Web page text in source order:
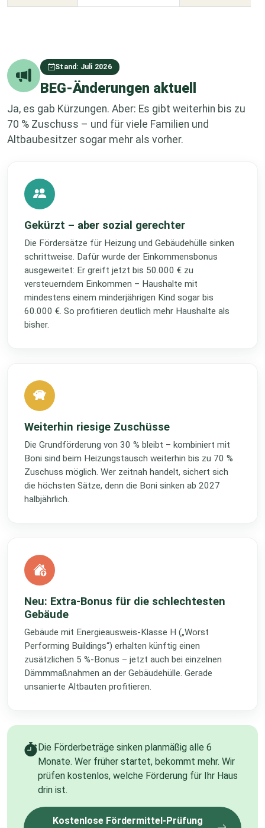
Stand: Juli 2026
BEG-Änderungen aktuell
Ja, es gab Kürzungen. Aber: Es gibt weiterhin bis zu
70 % Zuschuss – und für viele Familien und
Altbaubesitzer sogar mehr als vorher.
Gekürzt – aber sozial gerechter
Die Fördersätze für Heizung und Gebäudehülle sinken
schrittweise. Dafür wurde der Einkommensbonus
ausgeweitet: Er greift jetzt bis 50.000 € zu
versteuerndem Einkommen – Haushalte mit
mindestens einem minderjährigen Kind sogar bis
60.000 €. So profitieren deutlich mehr Haushalte als
bisher.
Weiterhin riesige Zuschüsse
Die Grundförderung von 30 % bleibt – kombiniert mit
Boni sind beim Heizungstausch weiterhin bis zu 70 %
Zuschuss möglich. Wer zeitnah handelt, sichert sich
die höchsten Sätze, denn die Boni sinken ab 2027
halbjährlich.
Neu: Extra-Bonus für die schlechtesten
Gebäude
Gebäude mit Energieausweis-Klasse H („Worst
Performing Buildings“) erhalten künftig einen
zusätzlichen 5 %-Bonus – jetzt auch bei einzelnen
Dämmmaßnahmen an der Gebäudehülle. Gerade
unsanierte Altbauten profitieren.
Die Förderbeträge sinken planmäßig alle 6
Monate. Wer früher startet, bekommt mehr. Wir
prüfen kostenlos, welche Förderung für Ihr Haus
drin ist.
Kostenlose Fördermittel-Prüfung